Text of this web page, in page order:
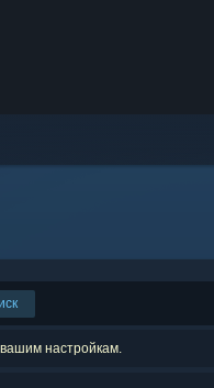
вашим настройкам.